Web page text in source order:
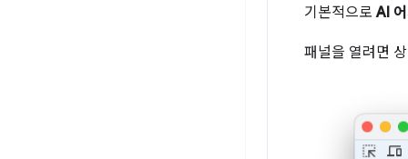
기본적으로AI
패널을 열려면